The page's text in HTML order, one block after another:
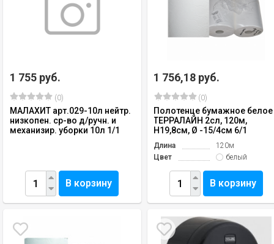
1 755 руб.
(0)
МАЛАХИТ арт.029-10л нейтр.
низкопен. ср-во д/ручн. и
механизир. уборки 10л 1/1
В корзину
1 756,18 руб.
(0)
Полотенце бумажное белое
ТЕРРАЛАЙН 2сл, 120м,
H19,8см, Ø -15/4см 6/1
Длина
120м
Цвет
белый
В корзину